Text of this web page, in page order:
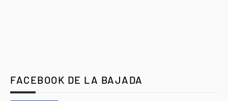
FACEBOOK DE LA BAJADA